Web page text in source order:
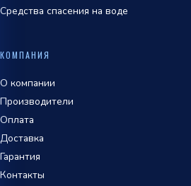
Средства спасения на воде
КОМПАНИЯ
О компании
Производители
Оплата
Доставка
Гарантия
Контакты